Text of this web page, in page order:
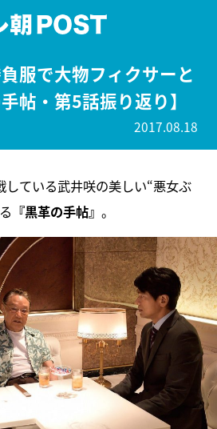
服で大物フィクサーと
帖・第5話振り返り】
2017.08.18
ている武井咲の美しい“悪女ぶ
『黒革の手帖』 。